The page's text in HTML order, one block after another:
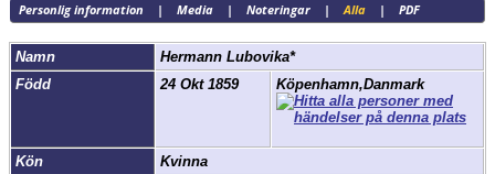
Personlig information | Media| Noteringar|Alla| PDF
Namn Hermann Lubovika*
Född
24 Okt 1859 Köpenhamn,Danmark
Kön
Kvinna